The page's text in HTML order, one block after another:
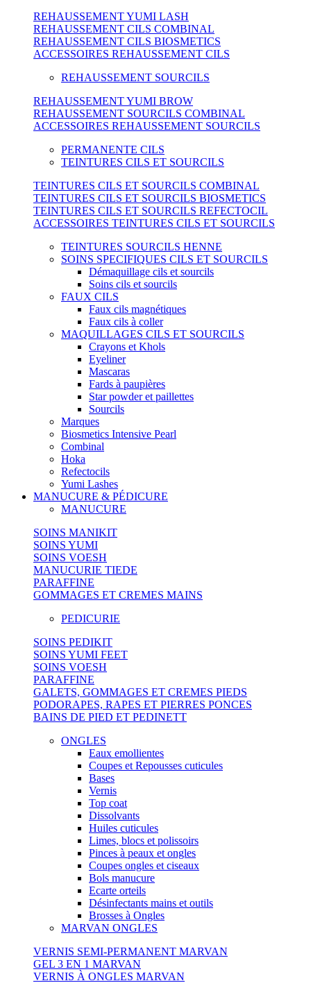
REHAUSSEMENT YUMI LASH
REHAUSSEMENT CILS COMBINAL
REHAUSSEMENT CILS BIOSMETICS
ACCESSOIRES REHAUSSEMENT CILS
REHAUSSEMENT SOURCILS
REHAUSSEMENT YUMI BROW
REHAUSSEMENT SOURCILS COMBINAL
ACCESSOIRES REHAUSSEMENT SOURCILS
PERMANENTE CILS
TEINTURES CILS ET SOURCILS
TEINTURES CILS ET SOURCILS COMBINAL
TEINTURES CILS ET SOURCILS BIOSMETICS
TEINTURES CILS ET SOURCILS REFECTOCIL
ACCESSOIRES TEINTURES CILS ET SOURCILS
TEINTURES SOURCILS HENNE
SOINS SPECIFIQUES CILS ET SOURCILS
Démaquillage cils et sourcils
Soins cils et sourcils
FAUX CILS
Faux cils magnétiques
Faux cils à coller
MAQUILLAGES CILS ET SOURCILS
Crayons et Khols
Eyeliner
Mascaras
Fards à paupières
Star powder et paillettes
Sourcils
Marques
Biosmetics Intensive Pearl
Combinal
Hoka
Refectocils
Yumi Lashes
MANUCURE & PÉDICURE
MANUCURE
SOINS MANIKIT
SOINS YUMI
SOINS VOESH
MANUCURIE TIEDE
PARAFFINE
GOMMAGES ET CREMES MAINS
PEDICURIE
SOINS PEDIKIT
SOINS YUMI FEET
SOINS VOESH
PARAFFINE
GALETS, GOMMAGES ET CREMES PIEDS
PODORAPES, RAPES ET PIERRES PONCES
BAINS DE PIED ET PEDINETT
ONGLES
Eaux emollientes
Coupes et Repousses cuticules
Bases
Vernis
Top coat
Dissolvants
Huiles cuticules
Limes, blocs et polissoirs
Pinces à peaux et ongles
Coupes ongles et ciseaux
Bols manucure
Ecarte orteils
Désinfectants mains et outils
Brosses à Ongles
MARVAN ONGLES
VERNIS SEMI-PERMANENT MARVAN
GEL 3 EN 1 MARVAN
VERNIS À ONGLES MARVAN